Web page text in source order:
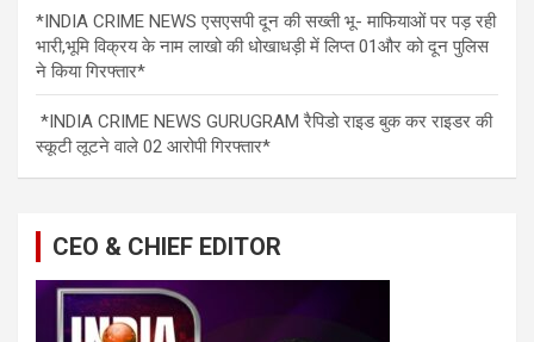
*INDIA CRIME NEWS एसएसपी दून की सख्ती भू- माफियाओं पर पड़ रही
भारी,भूमि विक्रय के नाम लाखो की धोखाधड़ी में लिप्त 01और को दून पुलिस
ने किया गिरफ्तार*
*INDIA CRIME NEWS GURUGRAM रैपिडो राइड बुक कर राइडर की
स्कूटी लूटने वाले 02 आरोपी गिरफ्तार*
CEO & CHIEF EDITOR